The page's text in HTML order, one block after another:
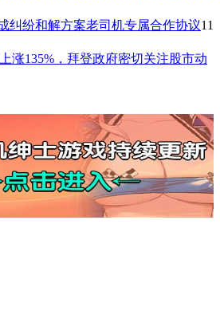
纠纷和解方案老司机专属合作协议11
涨135%，拜登政府密切关注股市动